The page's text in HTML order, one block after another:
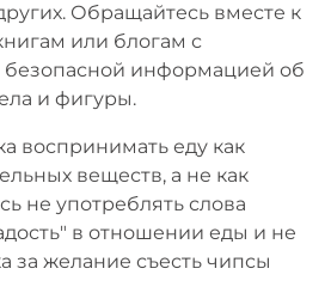
Обращайтесь вместе к
или блогам с
информацией об
и фигуры.
воспринимать еду как
веществ, а не как
не употреблять слова
в отношении еды и не
за желание съесть чипсы